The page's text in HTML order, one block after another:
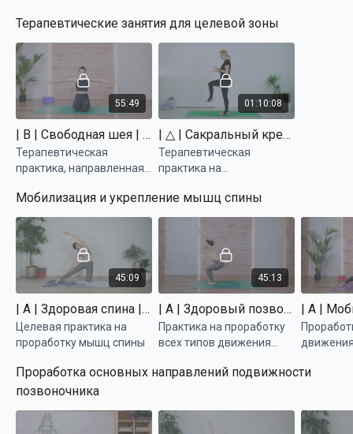
подписке Yanta Yoga.
Терапевтические занятия для целевой зоны
55:49
| B | Свободная шея | Татьяна Маркелова
Терапевтическая
практика, направленная
шейном отделе
позвоночника
01:10:08
| △ | Сакральный крестец | Анастасия Тюрина
Терапевтическая
практика на
подвздошного сустава
Мобилизация и укрепление мышц спины
45:09
| A | Здоровая спина | Татьяна Маркелова
Целевая практика на
проработку мышц спины
45:13
| A | Здоровый позвоночник | Татьяна Маркелова
Практика на проработку
всех типов движения
ТБС
асанах
Проработка основных направлений подвижности
позвоночника